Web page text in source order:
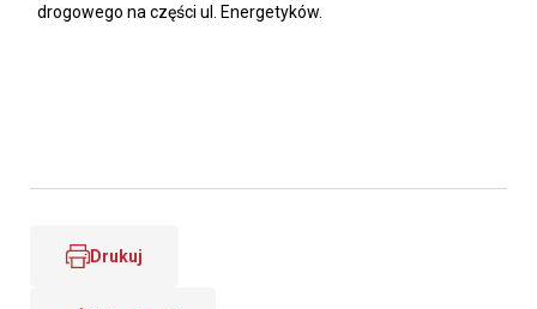
drogowego na części ul. Energetyków.
Drukuj